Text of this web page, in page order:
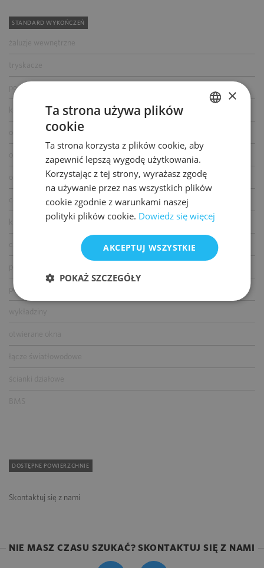
STANDARD WYKOŃCZEŃ
żaluzje wewnętrzne
podwójne zasilanie
kontrola dostępu
okablowanie telefoniczne
okablowanie komputerowe
okablowanie elektryczne
centrala telefoniczna
klimatyzacja
podwieszane sufity
wykładziny
łącze światłowodowe
ścianki działowe
BMS
DOSTĘPNE POWIERZCHNIE
Skontaktuj się z nami
NIE MASZ CZASU SZUKAĆ? SKONTAKTUJ SIĘ Z NAMI
ENGLISH
×
Ta strona używa plików
cookie
Ta strona korzysta z plików cookie, aby
zapewnić lepszą wygodę użytkowania.
Korzystając z tej strony, wyrażasz zgodę
na używanie przez nas wszystkich plików
cookie zgodnie z warunkami naszej
polityki plików cookie. Dowiedz się więcej
AKCEPTUJ WSZYSTKIE
POKAŻ SZCZEGÓŁY